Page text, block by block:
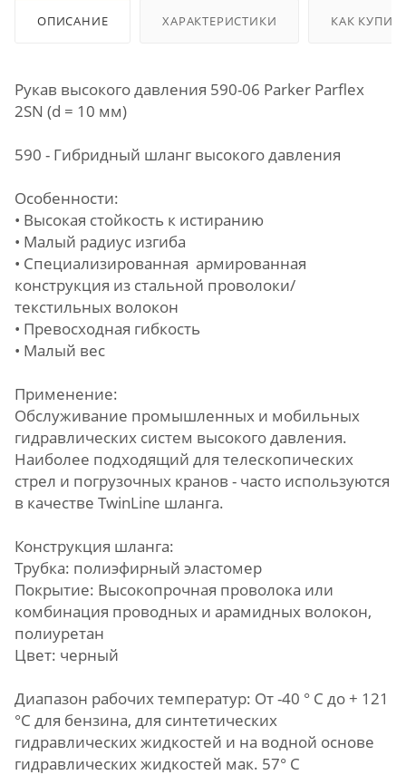
ОПИСАНИЕ ХАРАКТЕРИСТИКИ КАК
Рукав высокого давления 590-06 Parker Parflex
2SN (d = 10 мм)
590 - Гибридный шланг высокого давления
Особенности:
• Высокая стойкость к истиранию
• Малый радиус изгиба
• Специализированная армированная
конструкция из стальной проволоки/
текстильных волокон
• Превосходная гибкость
• Малый вес
Применение:
Обслуживание промышленных и мобильных
гидравлических систем высокого давления.
Наиболее подходящий для телескопических
стрел и погрузочных кранов - часто используются
в качестве TwinLine шланга.
Конструкция шланга:
Трубка: полиэфирный эластомер
Покрытие: Высокопрочная проволока или
комбинация проводных и арамидных волокон,
полиуретан
Цвет: черный
Диапазон рабочих температур: От -40 ° C до + 121
°С для бензина, для синтетических
гидравлических жидкостей и на водной основе
гидравлических жидкостей мак. 57° C